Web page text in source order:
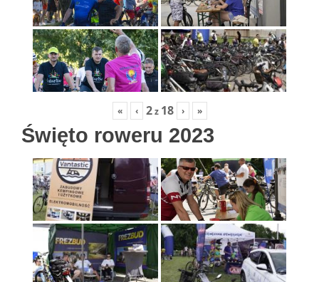
« ‹ 2z 18 › »
Święto roweru 2023